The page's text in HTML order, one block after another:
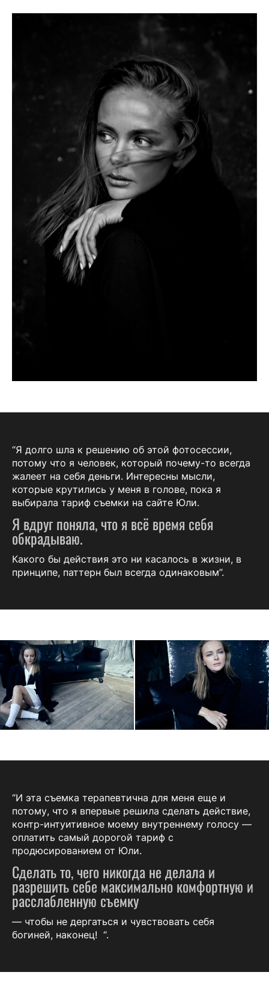
“Я долго шла к решению об этой фотосессии,
потому что я человек, который почему-то всегда
жалеет на себя деньги. Интересны мысли,
которые крутились у меня в голове, пока я
выбирала тариф съемки на сайте Юли.
Я вдруг поняла, что я всё время себя
обкрадываю.
Какого бы действия это ни касалось в жизни, в
принципе, паттерн был всегда одинаковым”.
“И эта съемка терапевтична для меня еще и
потому, что я впервые решила сделать действие,
контр-интуитивное моему внутреннему голосу —
оплатить самый дорогой тариф с
продюсированием от Юли.
Сделать то, чего никогда не делала и
разрешить себе максимально комфортную и
расслабленную съемку
— чтобы не дергаться и чувствовать себя
богиней, наконец! “.